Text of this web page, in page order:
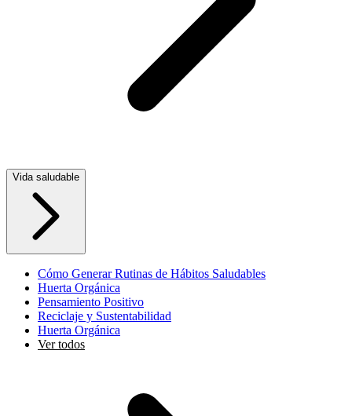
Vida saludable
Cómo Generar Rutinas de Hábitos Saludables
Huerta Orgánica
Pensamiento Positivo
Reciclaje y Sustentabilidad
Huerta Orgánica
Ver todos